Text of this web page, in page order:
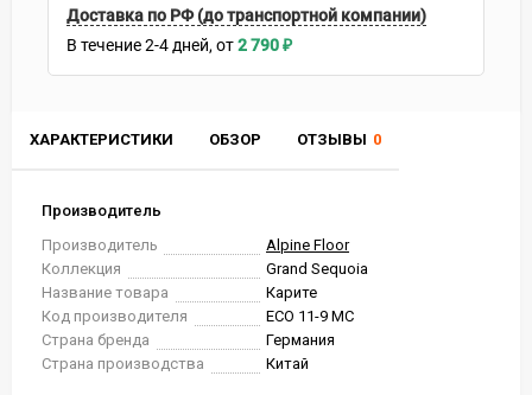
ХАРАКТЕРИСТИКИ ОБЗОР ОТЗЫВЫ 0
Производитель
Производитель
Alpine Floor
Коллекция
Grand Sequoia
Название товара
Карите
Код производителя
ECO 11-9 MC
Страна бренда
Германия
Страна производства
Китай
Доставка по РФ (до транспортной компании)
В течение2-4 дней 2 790₽